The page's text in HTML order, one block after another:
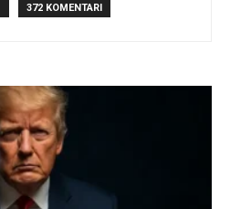
372 KOMENTARI